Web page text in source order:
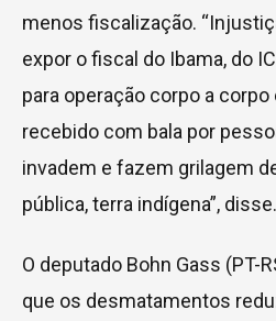
menos fiscalização.
expor o fiscal do Ibama, do
para operação corpo a corpo
recebido com bala por
invadem e fazem grilagem
pública, terra indígena”, disse.
O deputado Bohn Gass (PT-
que os desmatamentos